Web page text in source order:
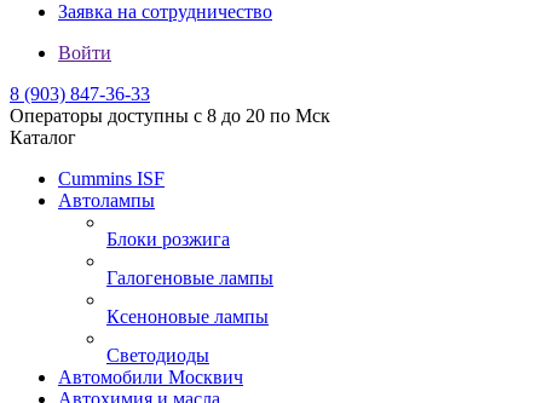
Заявка на сотрудничество
Войти
8 (903) 847-36-33
Операторы доступны с 8 до 20 по Мск
Каталог
Cummins ISF
Автолампы
Блоки розжига
Галогеновые лампы
Ксеноновые лампы
Светодиоды
Автомобили Москвич
Автохимия и масла